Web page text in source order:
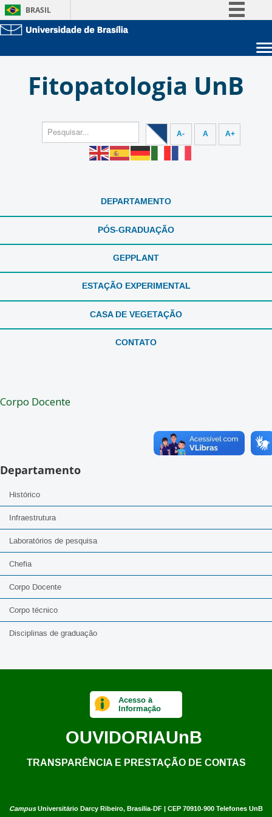
BRASIL
Acesso à informação
Canais
Unidades acadêmicas
Estude na UnB
Administração
Fitopatologia UnB
A- A A+
DEPARTAMENTO
PÓS-GRADUAÇÃO
GEPPLANT
ESTAÇÃO EXPERIMENTAL
CASA DE VEGETAÇÃO
CONTATO
Corpo Docente
Departamento
Histórico
Infraestrutura
Laboratórios de pesquisa
Chefia
Corpo Docente
Corpo técnico
Disciplinas de graduação
CampusUniversitário Darcy Ribeiro, Brasília-DF | CEP 70910-900 Telefones UnB
Acesso à
Informação
OUVIDORIAUnB
TRANSPARÊNCIA E PRESTAÇÃO DE CONTAS